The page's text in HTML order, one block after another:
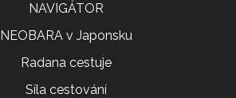
NAVIGÁTOR
NEOBARA v Japonsku
Radana cestuje
Síla cestování